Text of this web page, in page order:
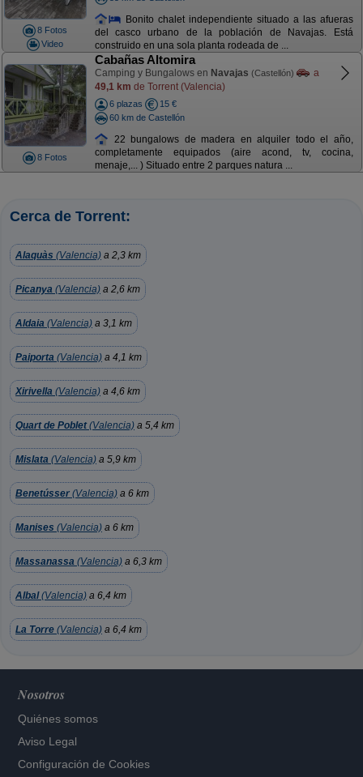
8 Fotos
Video
Bonito chalet independiente situado a las afueras
del casco urbano de la población de Navajas. Está
construido en una sola planta rodeada de ...
8 Fotos
Cabañas Altomira
Camping y Bungalows en Navajas (Castellón)
a
49,1 km de Torrent (Valencia)
6 plazas
15 €
60 km de Castellón
22 bungalows de madera en alquiler todo el año,
completamente equipados (aire acond, tv, cocina,
menaje,... ) Situado entre 2 parques natura ...
Cerca de Torrent:
Alaquàs (Valencia) a 2,3 km
Picanya (Valencia) a 2,6 km
Aldaia (Valencia) a 3,1 km
Paiporta (Valencia) a 4,1 km
Xirivella (Valencia) a 4,6 km
Quart de Poblet(Valencia) a 5,4 km
Mislata (Valencia) a 5,9 km
Benetússer (Valencia) a 6 km
Manises (Valencia) a 6 km
Massanassa (Valencia) a 6,3 km
Albal(Valencia) a 6,4 km
La Torre (Valencia) a 6,4 km
Nosotros
Quiénes somos
Aviso Legal
Configuración de Cookies